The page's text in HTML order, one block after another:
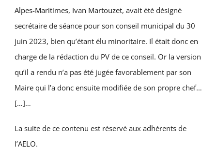
Alpes-Maritimes, Ivan Martouzet, avait été désigné
secrétaire de séance pour son conseil municipal du 30
juin 2023, bien qu’étant élu minoritaire. Il était donc en
charge de la rédaction du PV de ce conseil. Or la version
qu’il a rendu n’a pas été jugée favorablement par son
Maire qui l’a donc ensuite modifiée de son propre chef…
[…]…
La suite de ce contenu est réservé aux adhérents de
l’AELO.